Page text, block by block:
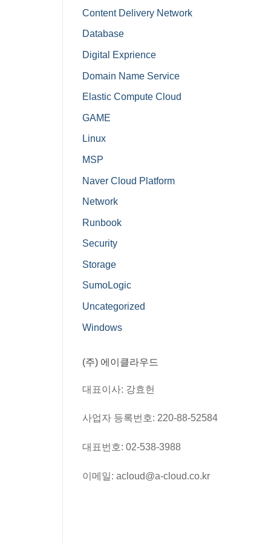
Content Delivery Network
Database
Digital Exprience
Domain Name Service
Elastic Compute Cloud
GAME
Linux
MSP
Naver Cloud Platform
Network
Runbook
Security
Storage
SumoLogic
Uncategorized
Windows
(주) 에이클라우드
대표이사: 강효헌
사업자 등록번호: 220-88-52584
대표번호: 02-538-3988
이메일: acloud@a-cloud.co.kr